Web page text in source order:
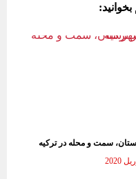
سمت و محله در ترکیه